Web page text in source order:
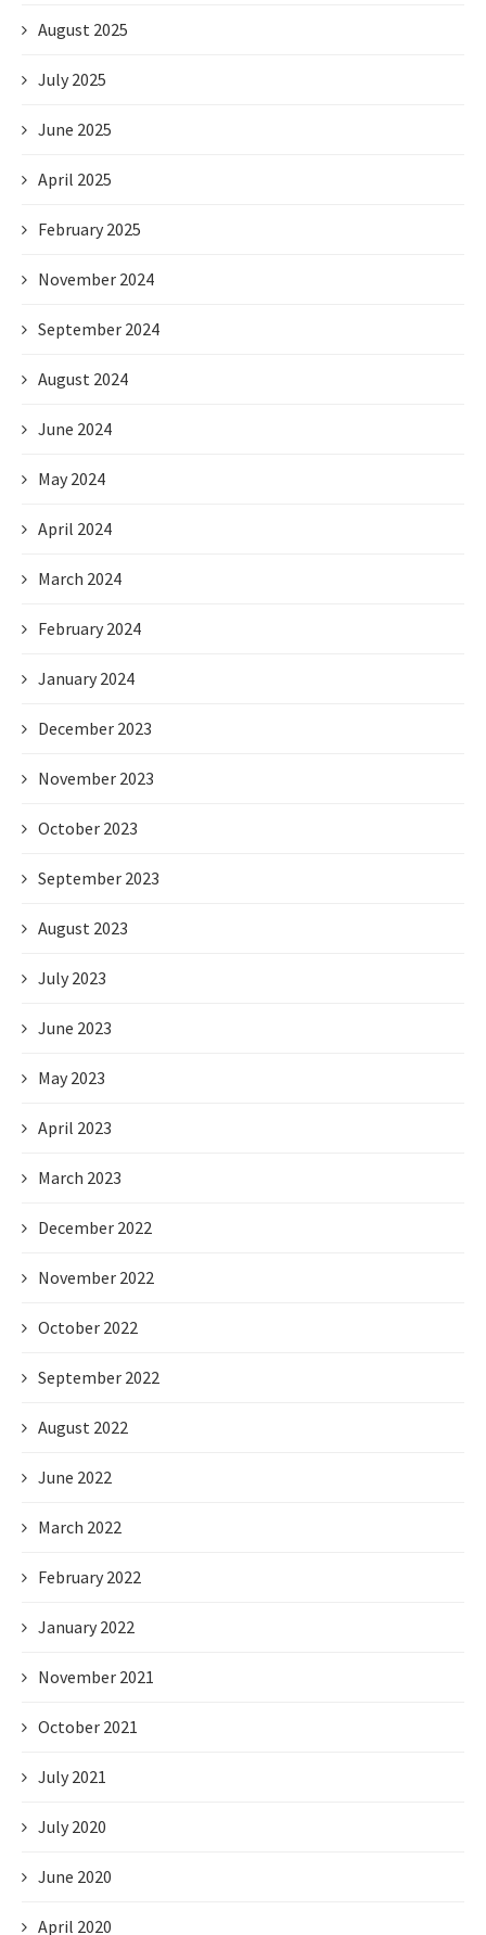
August 2025
July 2025
June 2025
April 2025
February 2025
November 2024
September 2024
August 2024
June 2024
May 2024
April 2024
March 2024
February 2024
January 2024
December 2023
November 2023
October 2023
September 2023
August 2023
July 2023
June 2023
May 2023
April 2023
March 2023
December 2022
November 2022
October 2022
September 2022
August 2022
June 2022
March 2022
February 2022
January 2022
November 2021
October 2021
July 2021
July 2020
June 2020
April 2020